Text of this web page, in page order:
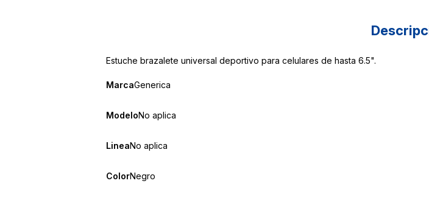
Estuche brazalete universal deportivo para celulares de hasta 6.5".
MarcaGenerica
ModeloNo aplica
LineaNo aplica
ColorNegro